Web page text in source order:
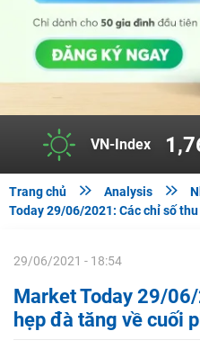
VN-Index
Trang chủ  Analysis 
Today 29/06/2021: Các chỉ số
29/06/2021 - 18:54
Market Today 29/
hẹp đà tăng về cuối